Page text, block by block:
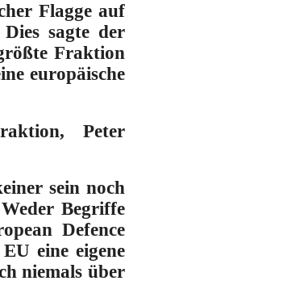
Flagge auf
sagte der
Fraktion
europäische
Peter
sein noch
Begriffe
Defence
eine eigene
niemals über